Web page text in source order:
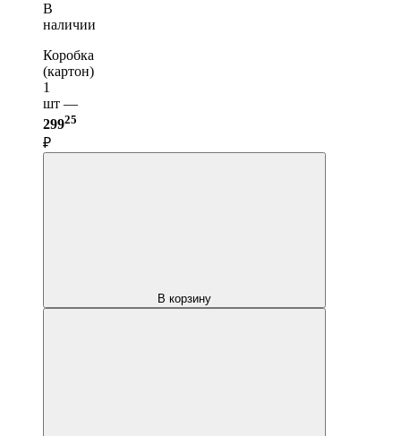
В
наличии
Коробка
(картон)
1
шт —
29925
₽
В корзину